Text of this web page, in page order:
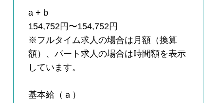
a + b
154,752円〜154,752円
※フルタイム求人の場合は月額（換算
額）、パート求人の場合は時間額を表示
しています。
基本給（ａ）